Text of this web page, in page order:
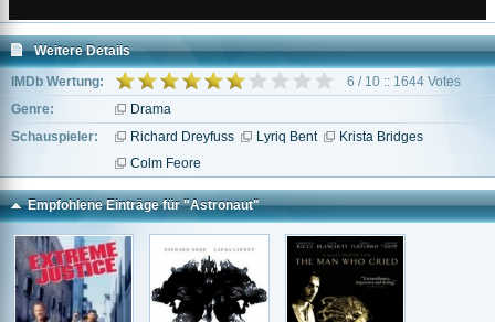
Weitere Details
IMDb Wertung:
6 / 10 :: 1644 Votes
Genre:
Drama
Schauspieler:
Richard Dreyfuss Lyriq Bent
Krista Bridges
Colm Feore
Empfohlene Einträge für "Astronaut"